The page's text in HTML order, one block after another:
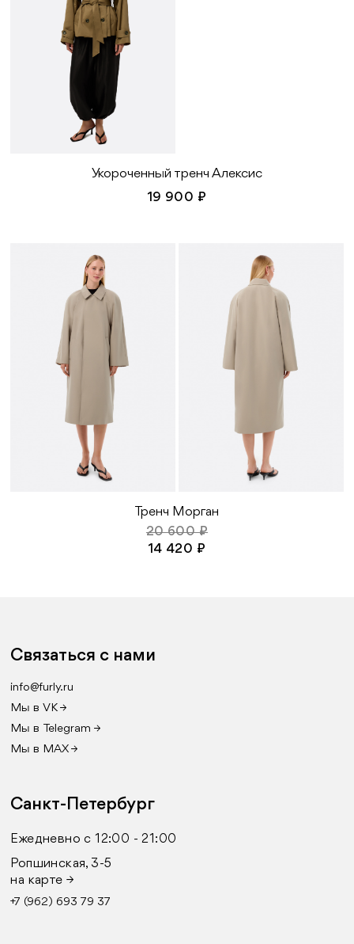
Укороченный тренч Алексис
19 900 ₽
Тренч Морган
20 600 ₽
14 420 ₽
Связаться с нами
info@furly.ru
Мы в VK →
Мы в Telegram →
Мы в MAX →
Санкт-Петербург
Ежедневно с 12:00 - 21:00
Ропшинская, 3-5
на карте →
+7 (962) 693 79 37